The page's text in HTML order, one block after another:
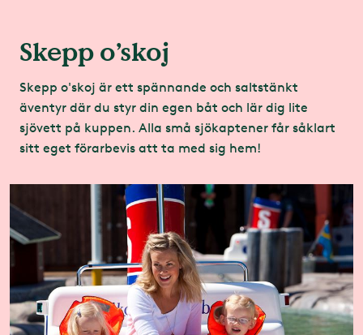
Skepp o’skoj
Skepp o'skoj är ett spännande och saltstänkt
äventyr där du styr din egen båt och lär dig lite
sjövett på kuppen. Alla små sjökaptener får såklart
sitt eget förarbevis att ta med sig hem!